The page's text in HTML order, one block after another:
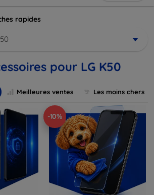
rapides
pour LG K50
Meilleures ventes Les moins chers
-10%